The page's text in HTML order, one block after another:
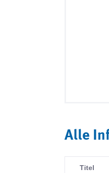
Alle
Titel